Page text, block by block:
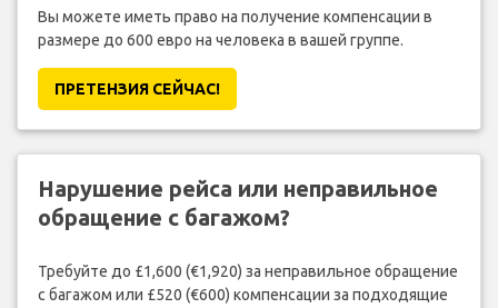
Вы можете иметь право на получение компенсации в
размере до 600 евро на человека в вашей группе.
ПРЕТЕНЗИЯ CЕЙЧАС!
Нарушение рейса или неправильное
обращение с багажом?
Требуйте до £1,600 (€1,920) за неправильное обращение
с багажом или £520 (€600) компенсации за подходящие